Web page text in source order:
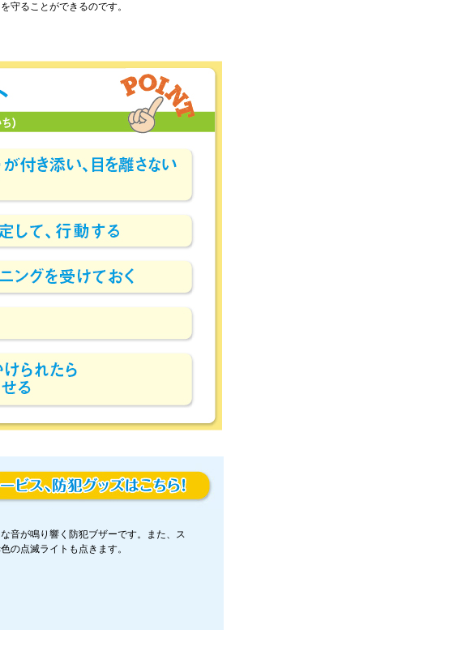
守ることができるのです。
音が鳴り響く防犯ブザーです。また、ス
の点滅ライトも点きます。